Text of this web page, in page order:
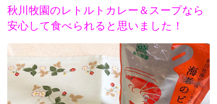
秋川牧園のレトルトカレー＆スープなら
安心して食べられると思いました！